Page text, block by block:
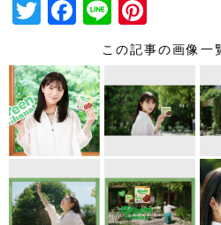
T
tt
er
F
c
e
b
o
o
k
Li
n
nt
e
st
この記事の画像一